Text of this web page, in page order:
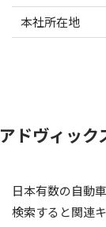
本社所在地
アドヴィック
日本有数の自動
検索すると関連